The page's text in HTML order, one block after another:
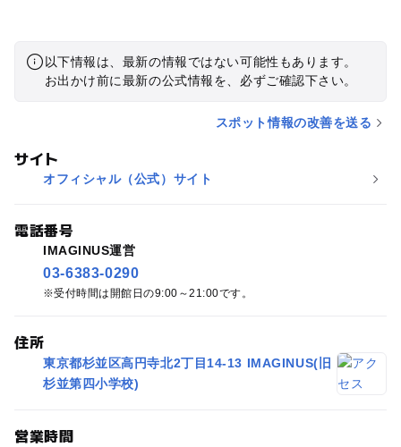
以下情報は、最新の情報ではない可能性もあります。
お出かけ前に最新の公式情報を、必ずご確認下さい。
スポット情報の改善を送る
サイト
オフィシャル（公式）サイト
電話番号
IMAGINUS運営
03-6383-0290
受付時間は開館日の9:00～21:00です。
住所
東京都杉並区高円寺北2丁目14-13 IMAGINUS(旧
杉並第四小学校)
営業時間